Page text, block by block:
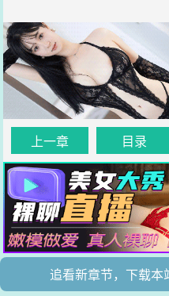
上一章 目录
追看新章节，下载